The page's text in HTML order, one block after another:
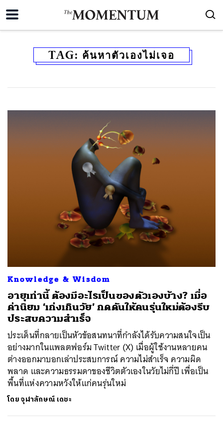
TAG: ค้นหาตัวเองไม่เจอ
Knowledge & Wisdom
อายุเท่านี้ ต้องมีอะไรเป็นของตัวเองบ้าง? เมื่อ
ค่านิยม ‘เก่งเกินวัย’ กดดันให้คนรุ่นใหม่ต้องรีบ
ประสบความสำเร็จ
ประเด็นที่กลายเป็นหัวข้อสนทนาที่กำลังได้รับความสนใจเป็น
อย่างมากในแพลตฟอร์ม Twitter (X) เมื่อผู้ใช้งานหลายคน
ต่างออกมาบอกเล่าประสบการณ์ ความไม่สำเร็จ ความผิด
พลาด และความธรรมดาของชีวิตตัวเองในวัยไม่กี่ปี เพื่อเป็น
พื้นที่แห่งความหวังให้แก่คนรุ่นใหม่
โดยจุฬาลักษณ์ เดชะ
SHARE TWEET